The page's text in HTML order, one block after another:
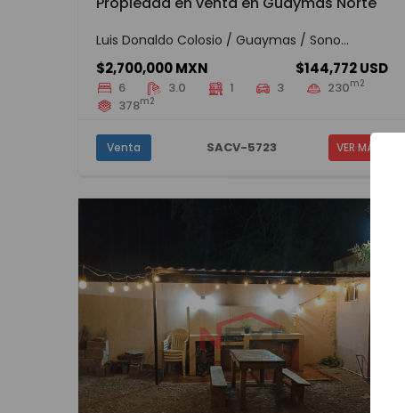
Luis Donaldo Colosio / Guaymas / Sono...
$2,700,000 MXN $144,772 USD
6 3.0 1 3 230m2
378m2
Venta SACV-5723 VER MÁS